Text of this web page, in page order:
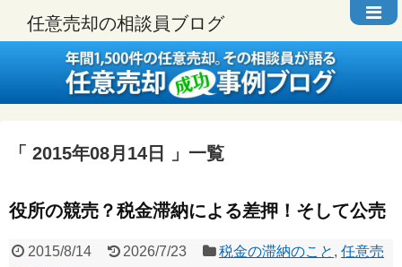
任意売却の相談員ブログ
2015年08月14日 一覧
役所の競売？税金滞納による差押！そして公売
2015/8/14 2026/7/23 税金の滞納のこと ,任意売